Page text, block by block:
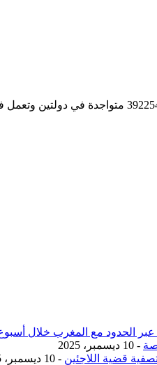
- 10 ديسمبر، 2025
قضية اللاجئين - 10 ديسمبر، 2025